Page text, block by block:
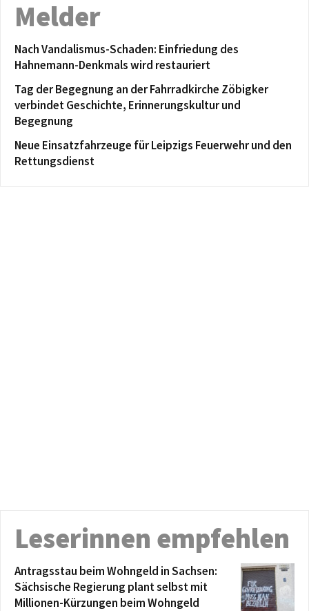
Melder
Nach Vandalismus-Schaden: Einfriedung des
Hahnemann-Denkmals wird restauriert
Tag der Begegnung an der Fahrradkirche Zöbigker
verbindet Geschichte, Erinnerungskultur und
Begegnung
Neue Einsatzfahrzeuge für Leipzigs Feuerwehr und den
Rettungsdienst
Leserinnen empfehlen
Antragsstau beim Wohngeld in Sachsen:
Sächsische Regierung plant selbst mit
Millionen-Kürzungen beim Wohngeld